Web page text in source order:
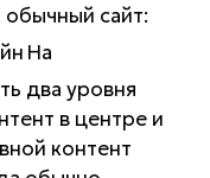
обычный сайт:
На
два уровня
в центре и
контент